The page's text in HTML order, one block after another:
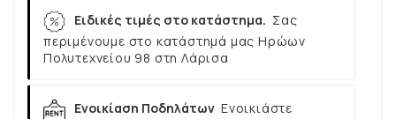
Ειδικές τιμές στο κατάστημα. Σας
περιμένουμε στο κατάστημά μας Ηρώων
Πολυτεχνείου 98 στη Λάρισα
Ενοικίαση Ποδηλάτων Ενοικιάστε